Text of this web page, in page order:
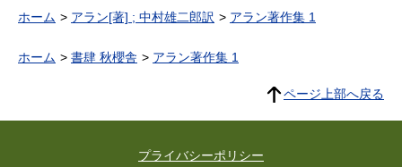
ホーム アラン[著] ; 中村雄二郎訳 アラン著作集 1
ホーム 書肆 秋櫻舎 アラン著作集 1
ページ上部へ戻る
プライバシーポリシー